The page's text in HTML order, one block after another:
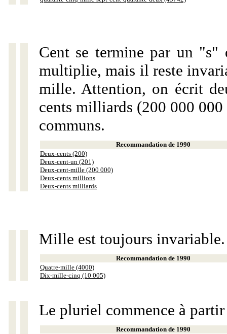
Cent se termine par un "s"
multiplie, mais il reste
mille. Attention, on écrit
cents milliards (200 000
communs.
Recommandation de 1990
Deux-cents (200)
Deux-cent-un (201)
Deux-cent-mille (200 000)
Deux-cents millions
Deux-cents milliards
Mille est toujours invariable.
Recommandation de 1990
Quatre-mille (4000)
Dix-mille-cinq (10 005)
Le pluriel commence à
Recommandation de 1990